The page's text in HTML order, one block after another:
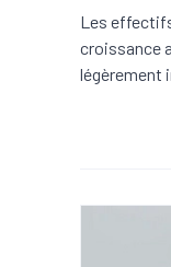
Les
croissance
légèrement